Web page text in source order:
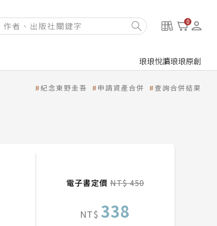
0
琅琅悅讀琅琅原創
紀念東野圭吾 申請資產合併 查詢合併結果
電子書定價NT$ 450
NT$ 338